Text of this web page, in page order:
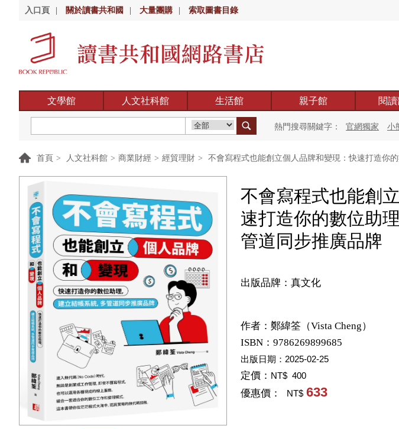
入口頁 關於讀書共和國 大量團購 索取圖書目錄
文學館 人文社科館 生活館 親子館 閱
熱門搜尋關鍵字： 官網獨家 小
首頁 > 人文社科館 > 商業財經 > 經貿理財 > 不會寫程式也能創立個人品牌和變現：快速打造你
不會寫程式也能創
速打造你的數位助
管道同步推廣品牌
出版品牌：真文化
作者： 鄭緯筌（Vista Cheng）
ISBN：9786269899685
出版日期： 2025-02-25
定價： NT$ 400
優惠價： NT$ 633